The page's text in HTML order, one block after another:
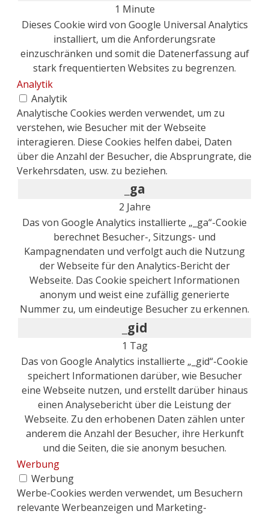
1 Minute
Dieses Cookie wird von Google Universal Analytics
installiert, um die Anforderungsrate
einzuschränken und somit die Datenerfassung auf
stark frequentierten Websites zu begrenzen.
Analytik
Analytik
Analytische Cookies werden verwendet, um zu
verstehen, wie Besucher mit der Webseite
interagieren. Diese Cookies helfen dabei, Daten
über die Anzahl der Besucher, die Absprungrate, die
Verkehrsdaten, usw. zu beziehen.
_ga
2 Jahre
Das von Google Analytics installierte „_ga“-Cookie
berechnet Besucher-, Sitzungs- und
Kampagnendaten und verfolgt auch die Nutzung
der Webseite für den Analytics-Bericht der
Webseite. Das Cookie speichert Informationen
anonym und weist eine zufällig generierte
Nummer zu, um eindeutige Besucher zu erkennen.
_gid
1 Tag
Das von Google Analytics installierte „_gid“-Cookie
speichert Informationen darüber, wie Besucher
eine Webseite nutzen, und erstellt darüber hinaus
einen Analysebericht über die Leistung der
Webseite. Zu den erhobenen Daten zählen unter
anderem die Anzahl der Besucher, ihre Herkunft
und die Seiten, die sie anonym besuchen.
Werbung
Werbung
Werbe-Cookies werden verwendet, um Besuchern
relevante Werbeanzeigen und Marketing-